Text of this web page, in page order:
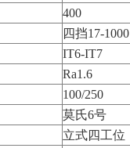
400
四挡17-1000
IT6-IT7
Ra1.6
100/250
莫氏6号
立式四工位